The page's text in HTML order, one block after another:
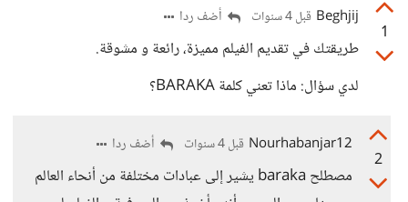
1
Beghjij قبل 4 سنوات أضف ردا
طريقتك في تقديم الفيلم مميزة، رائعة و مشوقة.
لدي سؤال: ماذا تعني كلمة BARAKA؟
2
Nourhabanjar12 قبل 4 سنوات أضف ردا
مصطلح baraka يشير إلى عبادات مختلفة من أنحاء العالم